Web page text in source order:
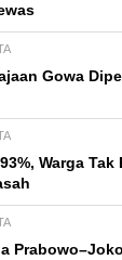
Gowa
Warga